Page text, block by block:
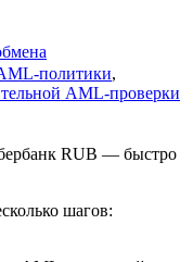
политики,
AML-проверки
RUB — быстро
шагов: